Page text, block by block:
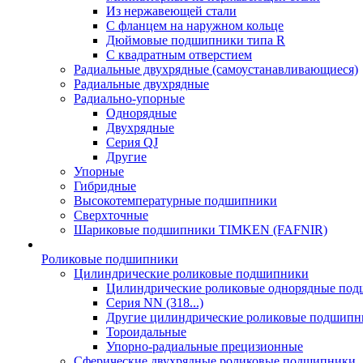
Из нержавеющей стали
С фланцем на наружном кольце
Дюймовые подшипники типа R
С квадратным отверстием
Радиальные двухрядные (самоустанавливающиеся)
Радиальные двухрядные
Радиально-упорные
Однорядные
Двухрядные
Серия QJ
Другие
Упорные
Гибридные
Высокотемпературные подшипники
Сверхточные
Шариковые подшипники TIMKEN (FAFNIR)
Роликовые подшипники
Цилиндрические роликовые подшипники
Цилиндрические роликовые однорядные
Серия NN (318...)
Другие цилиндрические роликовые
Тороидальные
Упорно-радиальные прецизионные